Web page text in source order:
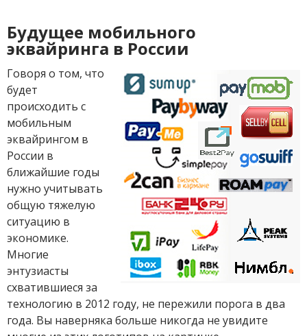
Будущее мобильного
эквайринга в России
Говоря о том, что
будет
происходить с
мобильным
эквайрингом в
России в
ближайшие годы
нужно учитывать
общую тяжелую
ситуацию в
экономике.
Многие
энтузиасты
схватившиеся за
технологию в 2012 году, не пережили порога в два
года. Вы наверняка больше никогда не увидите